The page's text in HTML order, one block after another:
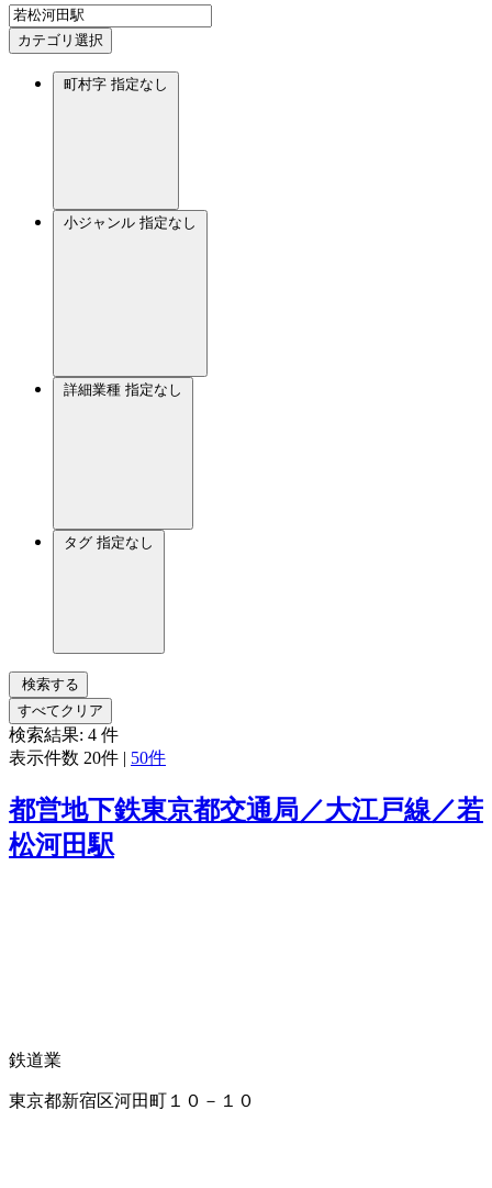
カテゴリ選択
町村字 指定なし
小ジャンル 指定なし
詳細業種 指定なし
タグ 指定なし
検索する
すべてクリア
検索結果: 4 件
表示件数 20件 | 50件
都営地下鉄東京都交通局／大江戸線／若
松河田駅
鉄道業
東京都新宿区河田町１０－１０